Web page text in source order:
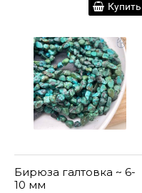
Купить
Бирюза галтовка ~ 6-
10 мм